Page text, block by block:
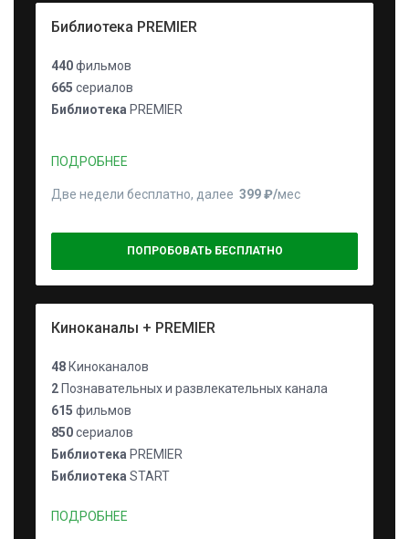
Библиотека PREMIER
440фильмов
665 сериалов
Библиотека PREMIER
ПОДРОБНЕЕ
Две недели бесплатно, далее 399 ₽⁠/⁠мес
ПОПРОБОВАТЬ БЕСПЛАТНО
Киноканалы + PREMIER
48 Киноканалов
2 Познавательных и развлекательных канала
615 фильмов
850сериалов
Библиотека PREMIER
Библиотека START
ПОДРОБНЕЕ